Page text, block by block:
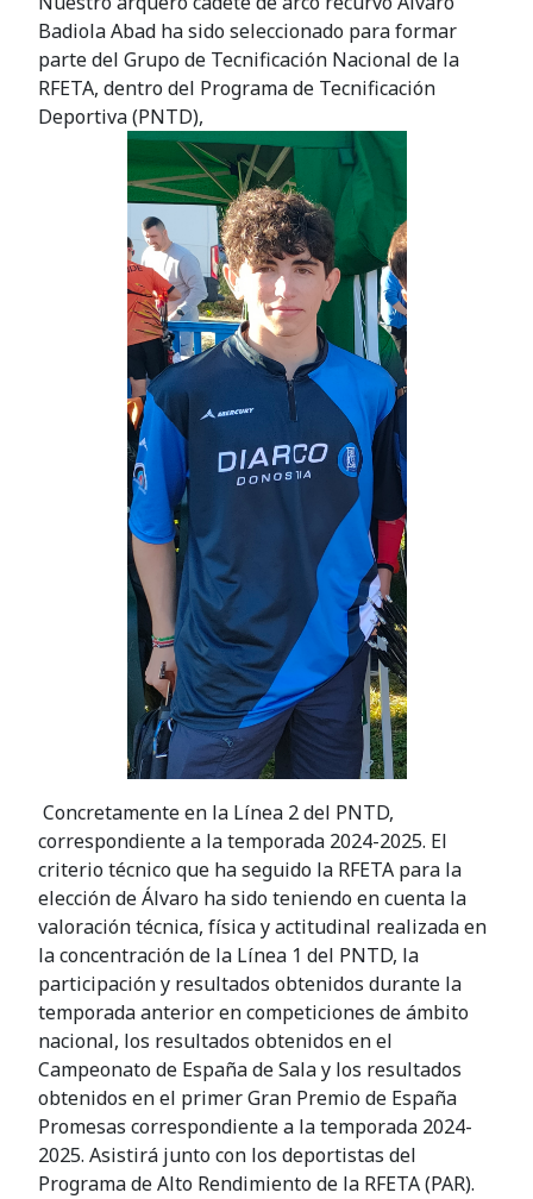
Badiola Abad ha sido seleccionado para formar
parte del Grupo de Tecnificación Nacional de la
RFETA, dentro del Programa de Tecnificación
Deportiva (PNTD),
Concretamente en la Línea 2 del PNTD,
correspondiente a la temporada 2024-2025. El
criterio técnico que ha seguido la RFETA para la
elección de Álvaro ha sido teniendo en cuenta la
valoración técnica, física y actitudinal realizada en
la concentración de la Línea 1 del PNTD, la
participación y resultados obtenidos durante la
temporada anterior en competiciones de ámbito
nacional, los resultados obtenidos en el
Campeonato de España de Sala y los resultados
obtenidos en el primer Gran Premio de España
Promesas correspondiente a la temporada 2024-
2025. Asistirá junto con los deportistas del
Programa de Alto Rendimiento de la RFETA (PAR).